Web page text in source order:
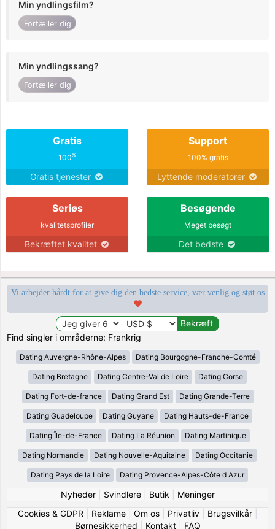
Min yndlingsfilm?
Fortæller dig
Min yndlingssang?
Fortæller dig
Gratis
100%
Gratis tjenester
Support
100% gratis
Lyttende moderatorer
Seriøs
kvalitetsprofiler
Bekræftet kvalitet
Besøgende
Meget besøgt
Det bedste
Vi arbejder hårdt for at give dig den bedste service, vær venlig og støt os
Find singler i områderne: Frankrig
Dating Auvergne-Rhône-Alpes Dating Bourgogne-Franche-Comté
Dating Bretagne Dating Centre-Val de Loire Dating Corse
Dating Fort-de-france Dating Grand Est Dating Grande-Terre
Dating Guadeloupe Dating Guyane Dating Hauts-de-France
Dating Île-de-France Dating La Réunion Dating Martinique
Dating Normandie Dating Nouvelle-Aquitaine Dating Occitanie
Dating Pays de la Loire Dating Provence-Alpes-Côte d Azur
Nyheder| Svindlere| Butik
Meninger
Cookies & GDPR
Reklame| Om os| Privatliv| Brugsvilkår|
Børnesikkerhed
Kontakt| FAQ